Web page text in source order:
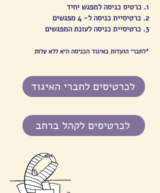
1. כרטיס כניסה למפגש יחיד
2. כרטיסיית כניסה ל- 4 מפגשים
3. כרטיסיית כניסה לעונת המפגשים
*לחברי הועדות באיגוד הכניסה היא ללא עלות
לכרטיסים לחברי האיגוד
לכרטיסים לקהל ברחב